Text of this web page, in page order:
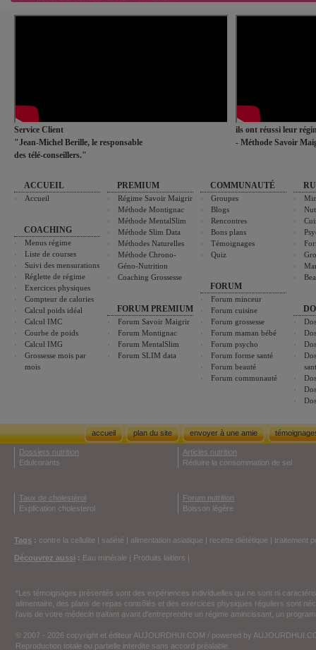
Service Client
"Jean-Michel Berille, le responsable
des télé-conseillers."
ils ont réussi leur
- Méthode Savoir
ACCUEIL
Accueil
COACHING
Menus régime
Liste de courses
Suivi des mensurations
Réglette de régime
Exercices physiques
Compteur de calories
Calcul poids idéal
Calcul IMC
Courbe de poids
Calcul IMG
Grossesse mois par
mois
PREMIUM
Régime Savoir Maigrir
Méthode Montignac
Méthode MentalSlim
Méthode Slim Data
Méthodes Naturelles
Méthode Chrono-
Géno-Nutrition
Coaching Grossesse
FORUM PREMIUM
Forum Savoir Maigrir
Forum Montignac
Forum MentalSlim
Forum SLIM data
COMMUNAUTÉ
Groupes
Blogs
Rencontres
Bons plans
Témoignages
Quiz
FORUM
Forum minceur
Forum cuisine
Forum grossesse
Forum maman bébé
Forum psycho
Forum forme santé
Forum beauté
Forum communauté
accueil plan du site envoyer à une amie
Dossiers nutrition
Edulcorants
Articles nutrition
Réduire la consommation de sel
Taux de cholestérol
Explication cholesterol
Forum nutrition
Boisson légère
Tags : contre la cellulite | satiété | alimentation asiatique | recette diététique | traitement
Découvrez aussi : Eau minérale | Produits laitiers |
*Les témoignages présentés sont des expériences individuelles qui ne sont ni
alimentaire, des plans de repas contrôlés et des exercices physiques réguliers sont
l'avis de votre médecin traitant avant d'entreprendre un régime amincissant, un
© 2007 - 2026 copyright et éditeur AUJOURDHUI.COM / powered by
Reproduction totale ou partielle interdite sans accord préalable.